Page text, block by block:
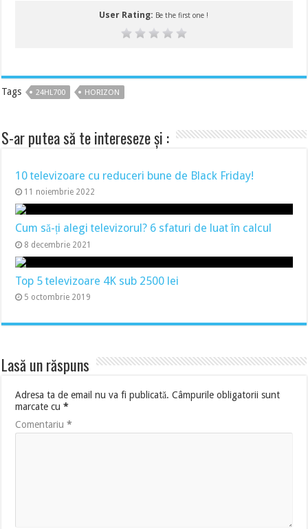
User Rating: Be the first one !
Tags 24HL700 HORIZON
S-ar putea să te intereseze și :
10 televizoare cu reduceri bune de Black Friday!
11 noiembrie 2022
Cum să-ți alegi televizorul? 6 sfaturi de luat în calcul
8 decembrie 2021
Top 5 televizoare 4K sub 2500 lei
5 octombrie 2019
Lasă un răspuns
Adresa ta de email nu va fi publicată. Câmpurile obligatorii sunt
marcate cu*
Comentariu*